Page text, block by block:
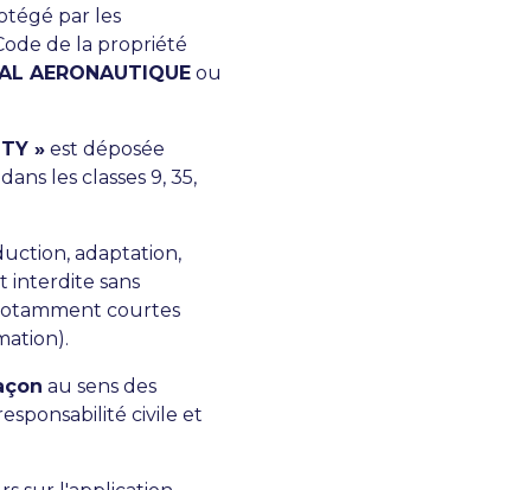
par les
de la propriété
AERONAUTIQUEou
»est déposée
les classes 9, 35,
adaptation,
interdite sans
courtes
au sens des
civile et